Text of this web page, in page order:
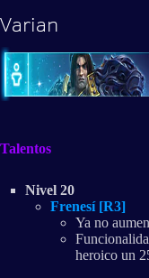
Varian
Talentos
Nivel 20
Frenesí [R3]
Ya no
heroico un